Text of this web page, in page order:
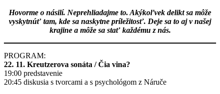
Hovorme o násilí. Neprehliadajme to. Akýkoľvek delikt sa môže
vyskytnúť tam, kde sa naskytne príležitosť. Deje sa to aj v našej
krajine a môže sa stať každému z nás.
PROGRAM:
22. 11. Kreutzerova sonáta / Čia vina?
19:00 predstavenie
20:45 diskusia s tvorcami a s psychológom z Náruče